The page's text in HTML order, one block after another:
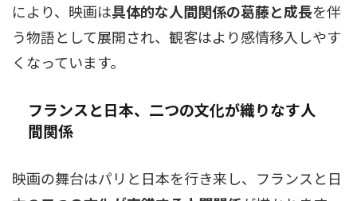
により、映画は具体的な人間関係の葛藤と成長を伴
う物語として展開され、観客はより感情移入しやす
くなっています。
フランスと日本、二つの文化が織りなす人
間関係
映画の舞台はパリと日本を行き来し、フランスと日